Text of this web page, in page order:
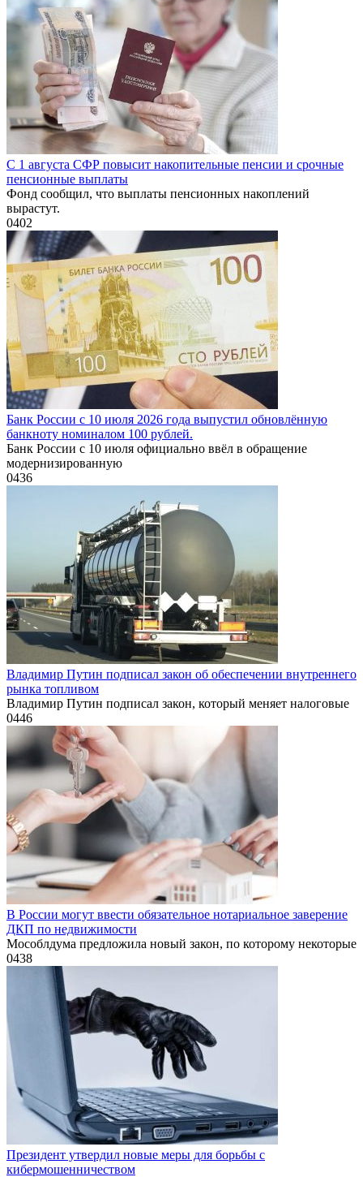
С 1 августа СФР повысит накопительные пенсии и срочные
пенсионные выплаты
Фонд сообщил, что выплаты пенсионных накоплений
вырастут.
0402
Банк России с 10 июля 2026 года выпустил обновлённую
банкноту номиналом 100 рублей.
Банк России с 10 июля официально ввёл в обращение
модернизированную
0436
Владимир Путин подписал закон об обеспечении внутреннего
рынка топливом
Владимир Путин подписал закон, который меняет налоговые
0446
В России могут ввести обязательное нотариальное заверение
ДКП по недвижимости
Мособлдума предложила новый закон, по которому некоторые
0438
Президент утвердил новые меры для борьбы с
кибермошенничеством